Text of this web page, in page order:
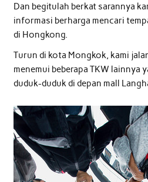
Dan begitulah berkat sarannya
informasi berharga mencari
di Hongkong.
Turun di kota Mongkok, kami
menemui beberapa TKW lainnya
duduk-duduk di depan mall